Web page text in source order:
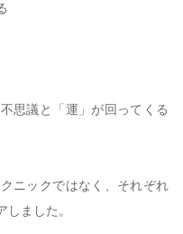
思議と「運」が回ってくる
ニックではなく、それぞれ
ました。